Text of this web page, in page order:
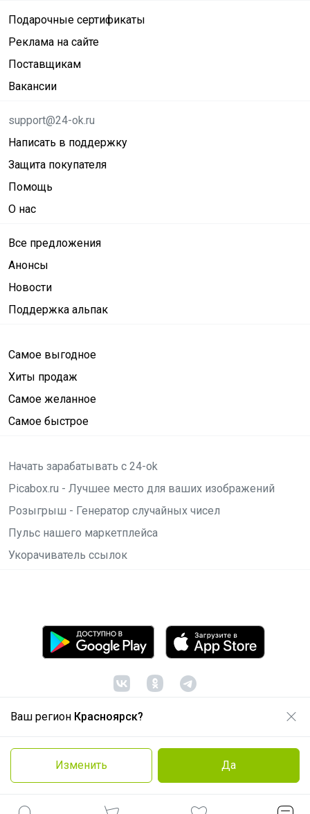
Ваш регион Красноярск?
Изменить Да
Подарочные сертификаты
Реклама на сайте
Поставщикам
Вакансии
support@24-ok.ru
Написать в поддержку
Защита покупателя
Помощь
О нас
Все предложения
Анонсы
Новости
Поддержка альпак
Самое выгодное
Хиты продаж
Самое желанное
Самое быстрое
Начать зарабатывать с 24-ok
Picabox.ru - Лучшее место для ваших изображений
Розыгрыш - Генератор случайных чисел
Пульс нашего маркетплейса
Укорачиватель ссылок
© ООО "Лявита", ОГРН 1122468054070, 2012 -2026
Политика конфиденциальности
Cоглашение пользователя